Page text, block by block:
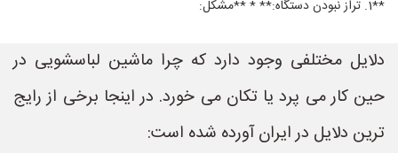
دلایل مختلفی وجود دارد که چرا ماشین لباسشویی در
حین کار می پرد یا تکان می خورد. در اینجا برخی از رایج
ترین دلایل در ایران آورده شده است: